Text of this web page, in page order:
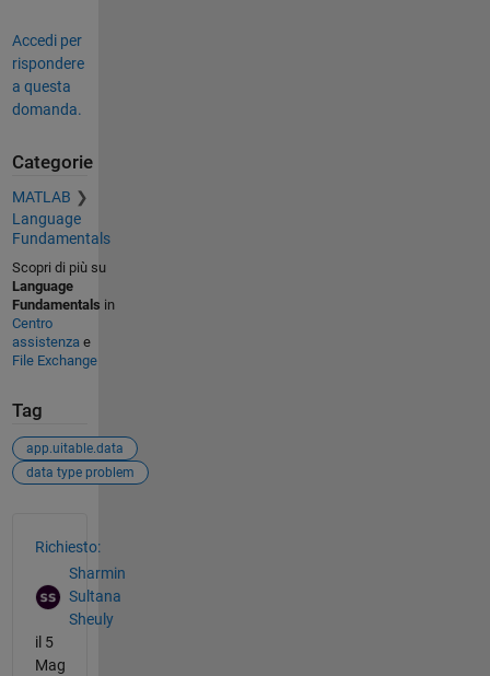
Accedi per
rispondere
a questa
domanda.
Categorie
MATLAB
Language
Fundamentals
Scopri di più su
Language
Fundamentals in
Centro
assistenzae
File Exchange
Tag
app.uitable.data
data type problem
Richiesto:
Sharmin
Sultana
Sheuly
il 5
Mag